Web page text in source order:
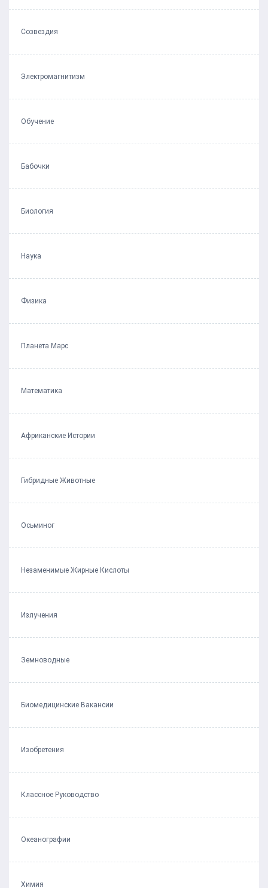
Созвездия
Электромагнитизм
Обучение
Бабочки
Биология
Наука
Физика
Планета Марс
Математика
Африканские Истории
Гибридные Животные
Осьминог
Незаменимые Жирные Кислоты
Излучения
Земноводные
Биомедицинские Вакансии
Изобретения
Классное Руководство
Океанографии
Химия